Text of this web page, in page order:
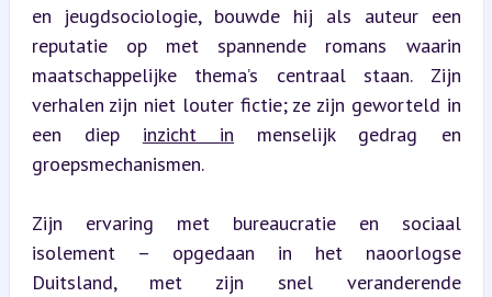
en jeugdsociologie, bouwde hij als auteur een
reputatie op met spannende romans waarin
maatschappelijke thema’s centraal staan. Zijn
verhalen zijn niet louter fictie; ze zijn geworteld in
een diep inzicht in menselijk gedrag en
groepsmechanismen.
Zijn ervaring met bureaucratie en sociaal
isolement – opgedaan in het naoorlogse
Duitsland, met zijn snel veranderende